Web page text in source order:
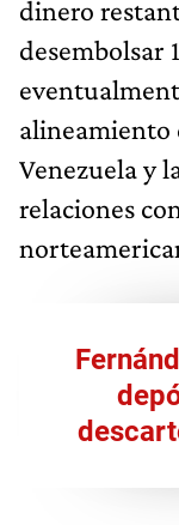
dinero
desembolsar
alineamiento
Venezuela y
relaciones